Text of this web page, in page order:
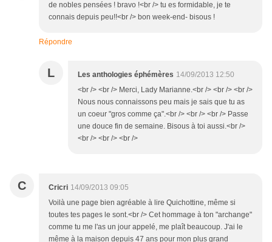
de nobles pensées ! bravo !<br /> tu es formidable, je te
connais depuis peu!!<br /> bon week-end- bisous !
Répondre
L Les anthologies éphémères 14/09/2013 12:50
<br /> <br /> Merci, Lady Marianne.<br /> <br /> <br />
Nous nous connaissons peu mais je sais que tu as
un coeur "gros comme ça".<br /> <br /> <br /> Passe
une douce fin de semaine. Bisous à toi aussi.<br />
<br /> <br /> <br />
C Cricri 14/09/2013 09:05
Voilà une page bien agréable à lire Quichottine, même si
toutes tes pages le sont.<br /> Cet hommage à ton "archange"
comme tu me l'as un jour appelé, me plaît beaucoup. J'ai le
même à la maison depuis 47 ans pour mon plus grand